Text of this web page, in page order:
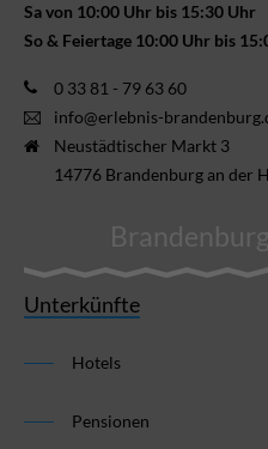
Sa von 10:00 Uhr bis 15:30 Uhr
So & Feiertage 10:00 Uhr bis
0 33 81 - 79 63 60
info@erlebnis-
Neustädtischer Markt 3
14776 Brandenburg an der
Unterkünfte
Hotels
Pensionen